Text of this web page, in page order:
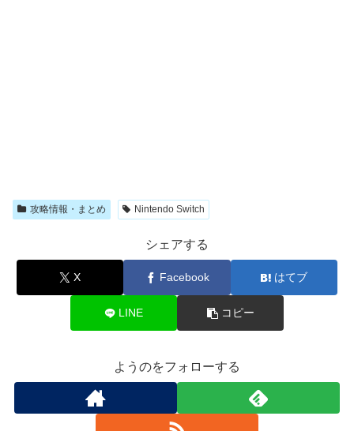
攻略情報・まとめ Nintendo Switch
シェアする
X Facebook はてブ
LINE コピー
ようのをフォローする